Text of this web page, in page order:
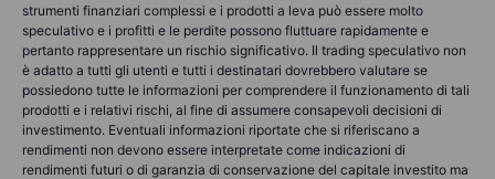
strumenti finanziari complessi e i prodotti a leva può essere molto
speculativo e i profitti e le perdite possono fluttuare rapidamente e
pertanto rappresentare un rischio significativo. Il trading speculativo non
è adatto a tutti gli utenti e tutti i destinatari dovrebbero valutare se
possiedono tutte le informazioni per comprendere il funzionamento di tali
prodotti e i relativi rischi, al fine di assumere consapevoli decisioni di
investimento. Eventuali informazioni riportate che si riferiscano a
rendimenti non devono essere interpretate come indicazioni di
rendimenti futuri o di garanzia di conservazione del capitale investito ma